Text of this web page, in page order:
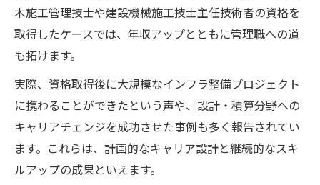
木施工管理技士や建設機械施工技士主任技術者の資格を
取得したケースでは、年収アップとともに管理職への道
も拓けます。
実際、資格取得後に大規模なインフラ整備プロジェクト
に携わることができたという声や、設計・積算分野への
キャリアチェンジを成功させた事例も多く報告されてい
ます。これらは、計画的なキャリア設計と継続的なスキ
ルアップの成果といえます。